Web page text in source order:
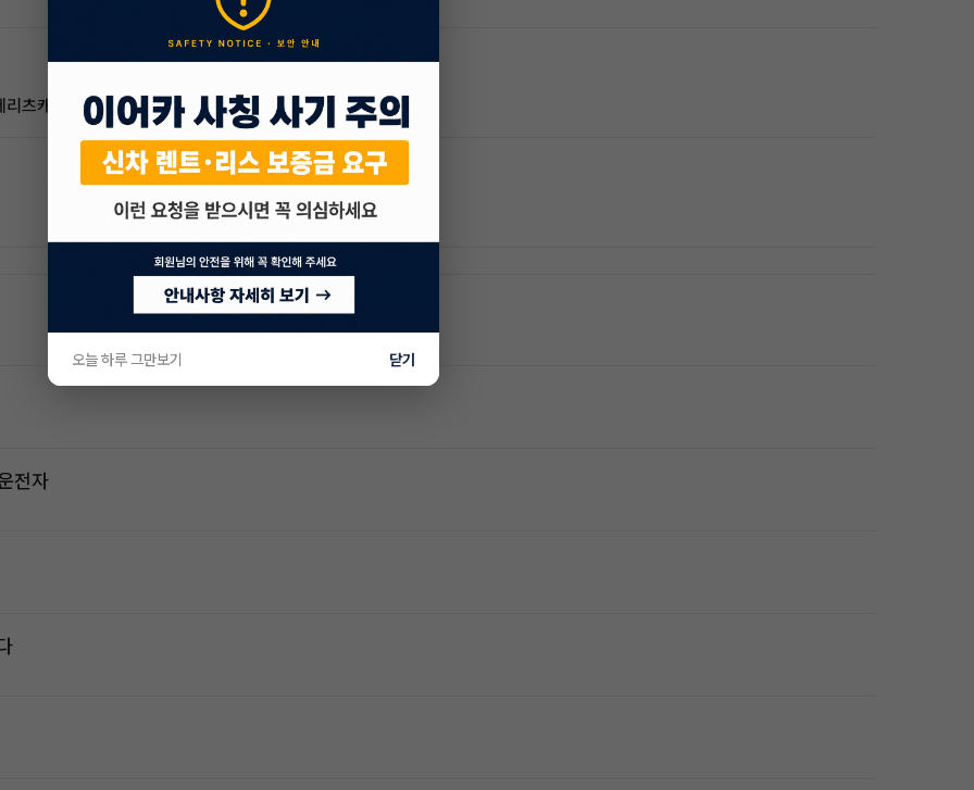
츠캐피탈 월978100원
전자
오늘 하루 그만보기 닫기